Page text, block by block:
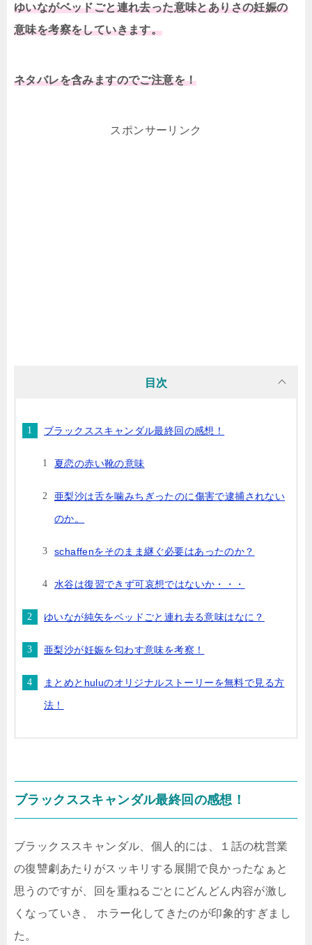
ゆいながベッドごと連れ去った意味とありさの妊娠の
意味を考察をしていきます。
ネタバレを含みますのでご注意を！
スポンサーリンク
目次
ブラックススキャンダル最終回の感想！
夏恋の赤い靴の意味
亜梨沙は舌を噛みちぎったのに傷害で逮捕されない
のか。
schaffenをそのまま継ぐ必要はあったのか？
水谷は復習できず可哀想ではないか・・・
ゆいなが純矢をベッドごと連れ去る意味はなに？
亜梨沙が妊娠を匂わす意味を考察！
まとめとhuluのオリジナルストーリーを無料で見る方
法！
ブラックススキャンダル最終回の感想！
ブラックススキャンダル、個人的には、１話の枕営業
の復讐劇あたりがスッキリする展開で良かったなぁと
思うのですが、回を重ねるごとにどんどん内容が激し
くなっていき、 ホラー化してきたのが印象的すぎまし
た。